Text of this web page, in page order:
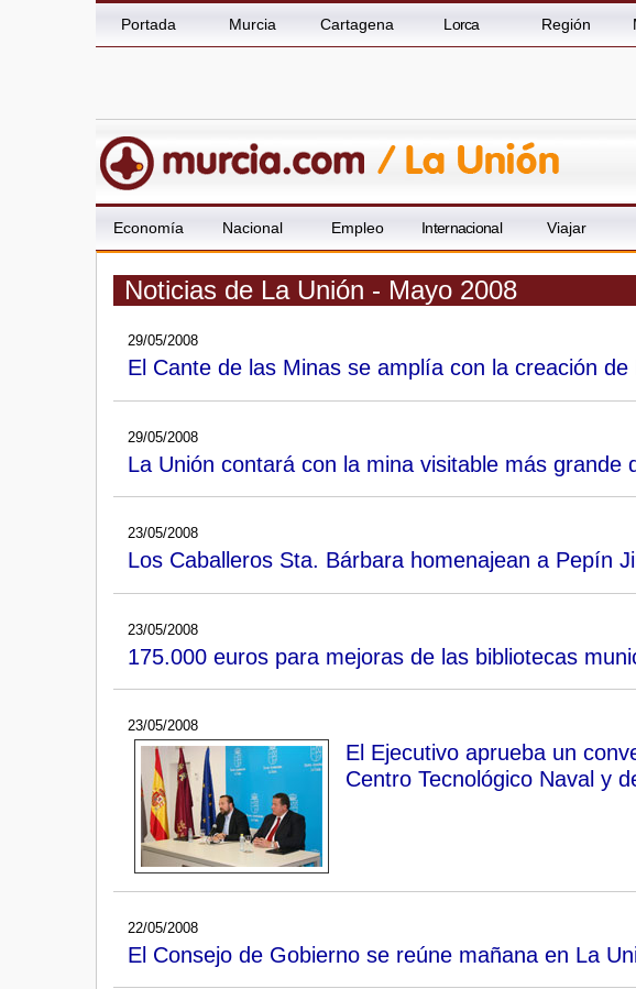
Portada Murcia Cartagena Lorca Región
Economía Nacional Empleo Internacional Viajar
Noticias de La Unión - Mayo 2008
29/05/2008
El Cante de las Minas se amplía con la creación
29/05/2008
La Unión contará con la mina visitable más grande
23/05/2008
Los Caballeros Sta. Bárbara homenajean a Pepín
23/05/2008
175.000 euros para mejoras de las bibliotecas
23/05/2008
El Ejecutivo aprueba un
Centro Tecnológico Naval y
22/05/2008
El Consejo de Gobierno se reúne mañana en La